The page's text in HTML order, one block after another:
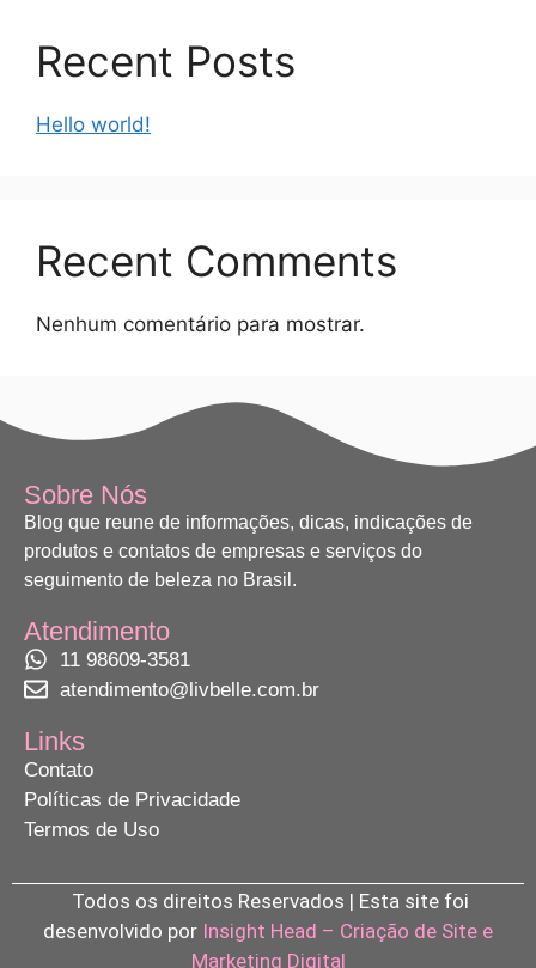
Recent Posts
Hello world!
Recent Comments
Nenhum comentário para mostrar.
Sobre Nós
Blog que reune de informações, dicas, indicações de
produtos e contatos de empresas e serviços do
seguimento de beleza no Brasil.
Atendimento
11 98609-3581
atendimento@livbelle.com.br
Links
Contato
Políticas de Privacidade
Termos de Uso
Todos os direitos Reservados | Esta site foi
desenvolvido por Insight Head – Criação de Site e
Marketing Digital